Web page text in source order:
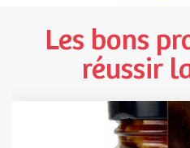
Les bons
réussir